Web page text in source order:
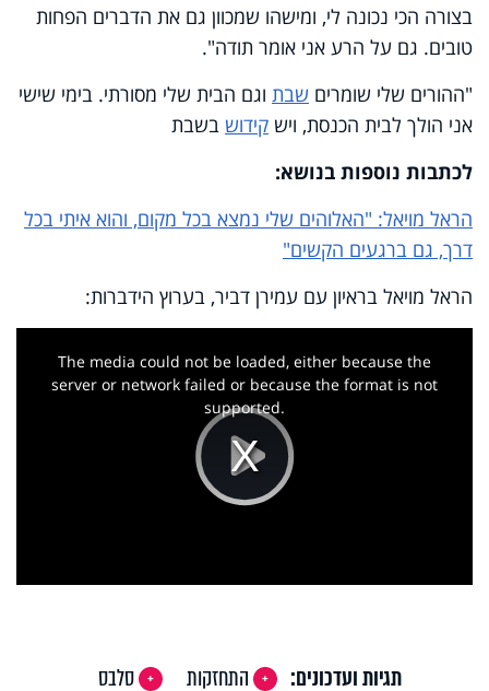
בצורה הכי נכונה לי, ומישהו שמכוון גם את הדברים הפחות
טובים. גם על הרע אני אומר תודה".
"ההורים שלי שומרים שבת וגם הבית שלי מסורתי. בימי שישי
אני הולך לבית הכנסת, ויש קידוש בשבת
לכתבות נוספות בנושא:
הראל מויאל: "האלוהים שלי נמצא בכל מקום, והוא איתי בכל
דרך, גם ברגעים הקשים"
הראל מויאל בראיון עם עמירן דביר, בערוץ הידברות:
Play
This
The media could not be loaded, either because the
server or network failed or because the format is not
supported.
תגיות ועדכונים: התחזקות
סלבס